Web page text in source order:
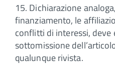
15. Dichiarazione
finanziamento, le
conflitti di interessi, deve
sottomissione
qualunque rivista.